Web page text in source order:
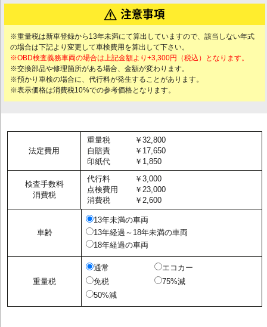
※重量税は新車登録から13年未満にて算出していますので、該当しない年式
の場合は下記より変更して車検費用を算出して下さい。
※OBD検査義務車両の場合は上記金額より+3,300円（税込）となります。
※交換部品や修理箇所がある場合、金額が変わります。
※預かり車検の場合に、代行料が発生することがあります。
※表示価格は消費税10%での参考価格となります。
法定費用
重量税
￥32,800
自賠責
￥17,650
印紙代
￥1,850
検査手数料
消費税
代行料
￥3,000
点検費用
￥23,000
消費税
￥2,600
車齢
13年未満の車両
13年経過～18年未満の車両
18年経過の車両
重量税
通常
エコカー
免税
75%減
50%減